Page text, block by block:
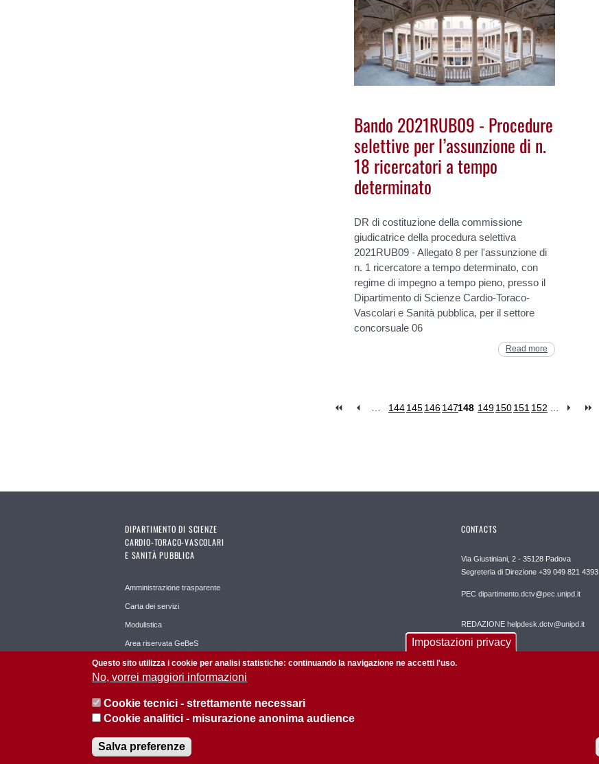
Bando 2021RUB09 - Procedure
selettive per l’assunzione di n.
18 ricercatori a tempo
determinato
DR di costituzione della commissione
giudicatrice della procedura selettiva
2021RUB09 - Allegato 8 per l'assunzione di
n. 1 ricercatore a tempo determinato, con
regime di impegno a tempo pieno, presso il
Dipartimento di Scienze Cardio-Toraco-
Vascolari e Sanità pubblica, per il settore
concorsuale 06
Read more
144145146147148 149150151 152
DIPARTIMENTO DI SCIENZE
CARDIO-TORACO-VASCOLARI
E SANITÀ PUBBLICA
Amministrazione trasparente
Carta dei servizi
Modulistica
Area riservata GeBeS
Planet Time
CONTACTS
Via Giustiniani, 2 - 35128 Padova
Segreteria di Direzione +39 049 821 4393
PEC dipartimento.dctv@pec.unipd.it
REDAZIONE helpdesk.dctv@unipd.it
P.I. 00742430283 C.F. 80006480281
Impostazioni privacy
Questo sito utilizza i cookie per analisi statistiche: continuando la navigazione ne accetti l'uso.
No, vorrei maggiori informazioni
Cookie tecnici - strettamente necessari
Cookie analitici - misurazione anonima audience
Salva preferenze